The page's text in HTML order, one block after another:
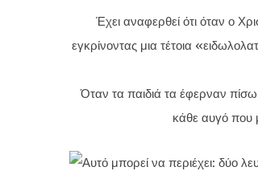
Έχει αναφερθεί ότι όταν ο
εγκρίνοντας μια τέτοια
Όταν τα παιδιά τα έφερναν πίσω
κάθε αυγό που